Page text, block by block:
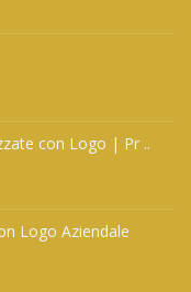
con Logo | Pr ..
Logo Aziendale